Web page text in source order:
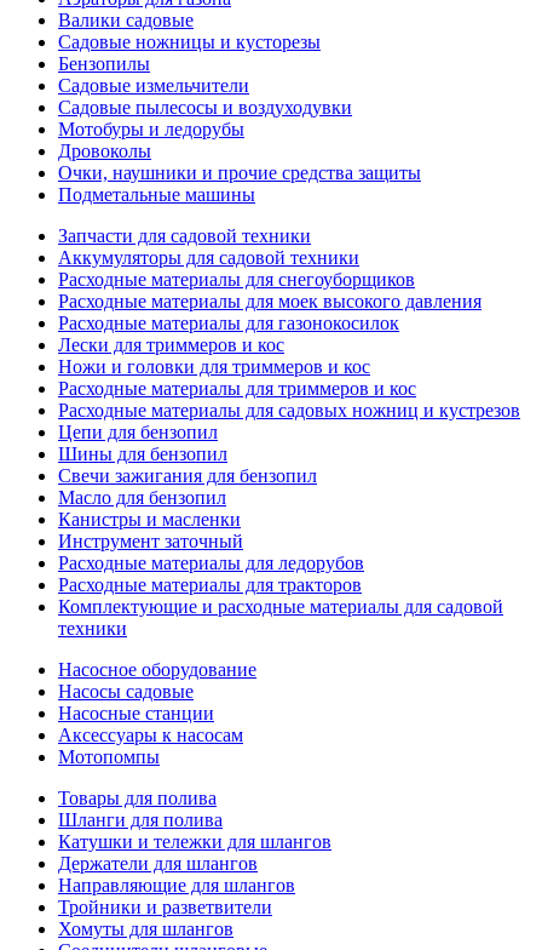
Валики садовые
Садовые ножницы и кусторезы
Бензопилы
Садовые измельчители
Садовые пылесосы и воздуходувки
Мотобуры и ледорубы
Дровоколы
Очки, наушники и прочие средства защиты
Подметальные машины
Запчасти для садовой техники
Аккумуляторы для садовой техники
Расходные материалы для снегоуборщиков
Расходные материалы для моек высокого давления
Расходные материалы для газонокосилок
Лески для триммеров и кос
Ножи и головки для триммеров и кос
Расходные материалы для триммеров и кос
Расходные материалы для садовых ножниц и кустрезов
Цепи для бензопил
Шины для бензопил
Свечи зажигания для бензопил
Масло для бензопил
Канистры и масленки
Инструмент заточный
Расходные материалы для ледорубов
Расходные материалы для тракторов
Комплектующие и расходные материалы для садовой
техники
Насосное оборудование
Насосы садовые
Насосные станции
Аксессуары к насосам
Мотопомпы
Товары для полива
Шланги для полива
Катушки и тележки для шлангов
Держатели для шлангов
Направляющие для шлангов
Тройники и разветвители
Хомуты для шлангов